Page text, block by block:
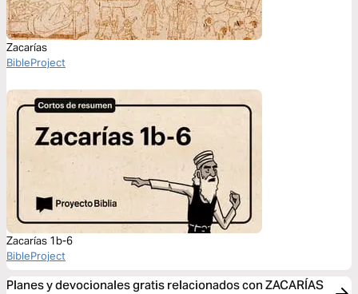
Zacarías
BibleProject
Zacarías 1b-6
BibleProject
Planes y devocionales gratis relacionados con ZACARÍAS